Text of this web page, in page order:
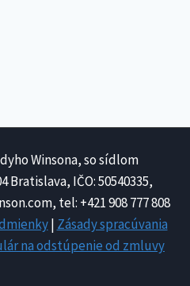
Winsona, so sídlom
Bratislava, IČO: 50540335,
tel: +421 908 777 808
| Zásady spracúvania
na odstúpenie od zmluvy